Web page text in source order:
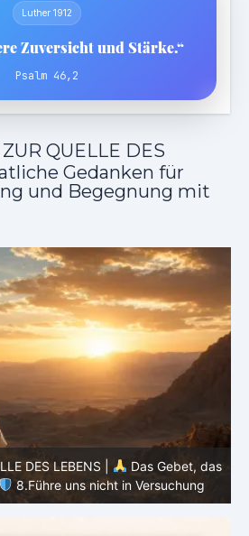
Luther 1912
Zuversicht und Stärke.“
Psalm 46,2
QUELLE DES
Gedanken für
und Begegnung mit
DES LEBENS |
Das Gebet, das
7.Wie auch wir vergeben unsern